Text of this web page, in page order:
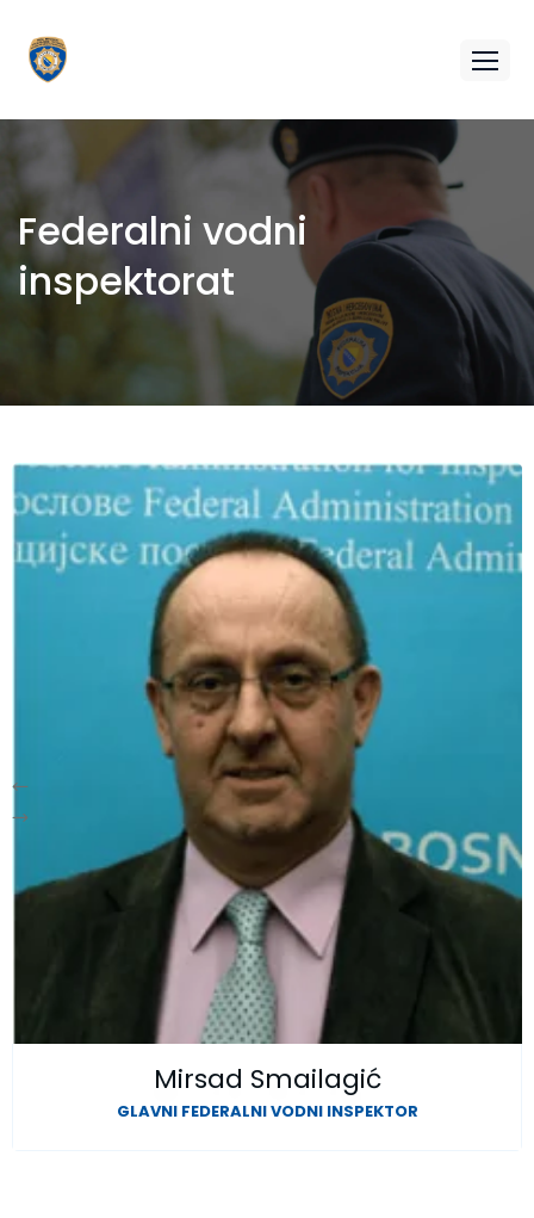
Federalni vodni
inspektorat
Mirsad Smailagić
GLAVNI FEDERALNI VODNI INSPEKTOR